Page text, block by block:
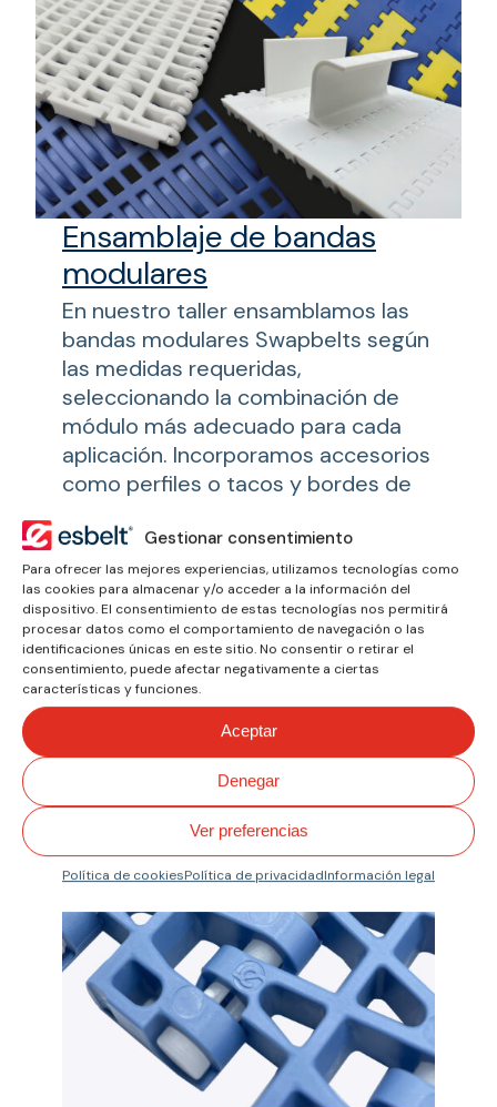
Gestionar consentimiento
Para ofrecer las mejores experiencias, utilizamos tecnologías como
las cookies para almacenar y/o acceder a la información del
dispositivo. El consentimiento de estas tecnologías nos permitirá
procesar datos como el comportamiento de navegación o las
identificaciones únicas en este sitio. No consentir o retirar el
consentimiento, puede afectar negativamente a ciertas
características y funciones.
Aceptar
Denegar
Ver preferencias
Política de cookiesPolítica de privacidadInformación legal
Ensamblaje de bandas
modulares
En nuestro taller ensamblamos las
bandas modulares Swapbelts según
las medidas requeridas,
seleccionando la combinación de
módulo más adecuado para cada
aplicación. Incorporamos accesorios
como perfiles o tacos y bordes de
preciso, funcionalidad óptima y
cumplimiento de los estándares
técnicos e higiénicos. Cada banda
se configura para ofrecer
rendimiento confiable en procesos
de transporte, clasificación o
acumulación.
También te puede
interesar